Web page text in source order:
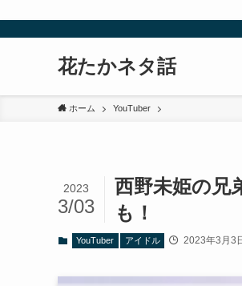
花たかネタ話
ホーム YouTuber
西野未姫の兄
も！
2023
3/03
YouTuber アイドル 2023年3月3